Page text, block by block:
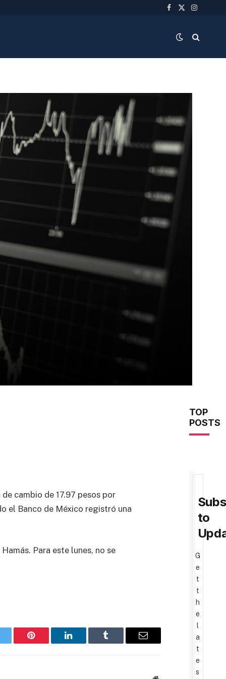
Facebook
X
cambio de 17.97 pesos por
el Banco de México registró una
Para este lunes, no se
Pinterest LinkedIn Tumblr Email
TOP
POSTS
to
G
e
t
t
h
e
l
a
t
e
s